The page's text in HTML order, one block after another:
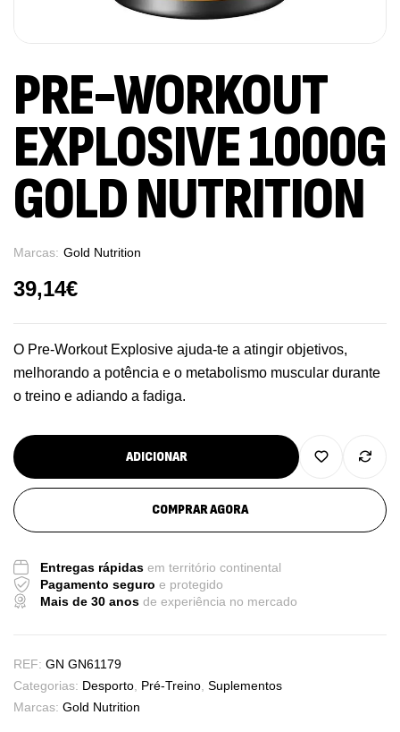
PRE-WORKOUT
EXPLOSIVE 1000G
GOLD NUTRITION
Marcas: Gold Nutrition
39,14€
O Pre-Workout Explosive ajuda-te a atingir objetivos,
melhorando a potência e o metabolismo muscular durante
o treino e adiando a fadiga.
ADICIONAR
COMPRAR AGORA
Entregas rápidas em território continental
Pagamento seguro e protegido
Mais de 30 anos de experiência no mercado
REF: GN GN61179
Categorias: Desporto Pré-Treino Suplementos
Marcas: Gold Nutrition